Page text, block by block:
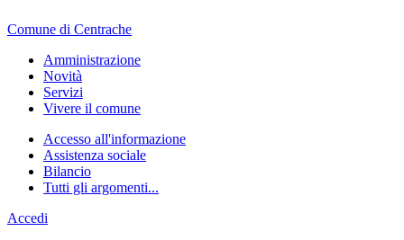
Comune di Centrache
Amministrazione
Novità
Servizi
Vivere il comune
Accesso all'informazione
Assistenza sociale
Bilancio
Tutti gli argomenti...
Accedi